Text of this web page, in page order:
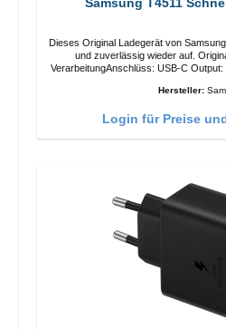
Dieses Original Ladegerät von
und zuverlässig wieder auf. Original SamsungHochwertige
VerarbeitungAnschlüss: USB-C
Hersteller:
Login für Preise